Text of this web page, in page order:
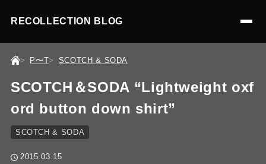
RECOLLECTION BLOG
P〜T SCOTCH & SODA
SCOTCH＆SODA “Lightweight oxf
ord button down shirt”
SCOTCH & SODA
2015.03.15